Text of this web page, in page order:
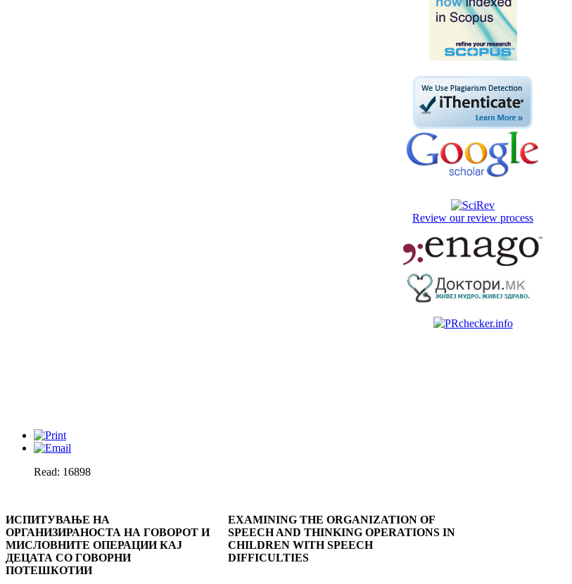
Review our review process
Read: 16898
ИСПИТУВАЊЕ НА
ОРГАНИЗИРАНОСТА НА ГОВОРОТ И
МИСЛОВНИТЕ ОПЕРАЦИИ КАЈ
ДЕЦАТА СО ГОВОРНИ
ПОТЕШКОТИИ
EXAMINING THE ORGANIZATION OF
SPEECH AND THINKING OPERATIONS IN
CHILDREN WITH SPEECH
DIFFICULTIES